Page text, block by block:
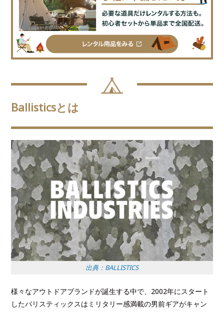
Ballisticsとは
出典：BALLISTICS
様々なアウトドアブランドが誕生する中で、2002年にスタート
したバリスティックスはミリタリー感満載の男前ギアがキャン